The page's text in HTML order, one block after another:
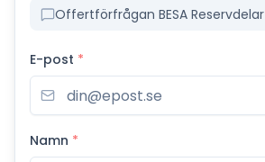
Offertförfrågan BESA Reservdelar
E-post *
Namn *